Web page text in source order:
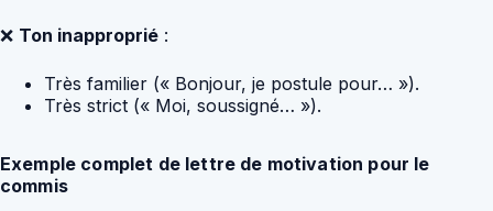
❌ Ton inapproprié :
Très familier (« Bonjour, je postule pour… »).
Très strict (« Moi, soussigné… »).
Exemple complet de lettre de motivation pour le
commis